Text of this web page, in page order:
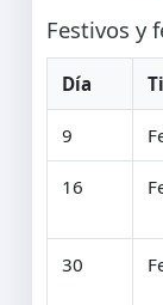
Festivos y
Día
9
16
30